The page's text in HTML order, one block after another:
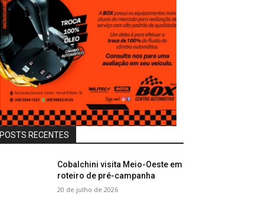
POSTS RECENTES
Cobalchini visita Meio-Oeste em
roteiro de pré-campanha
20 de julho de 2026